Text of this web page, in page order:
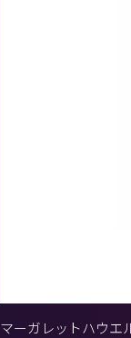
マーガレットハウエ